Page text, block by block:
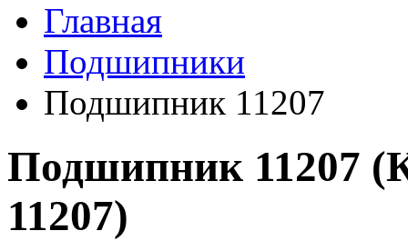
Главная
Подшипники
Подшипник 11207
Подшипник 11207
11207)